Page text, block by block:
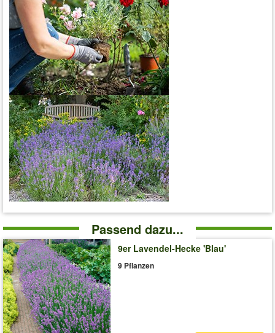
Passend dazu...
9er Lavendel-Hecke 'Blau'
9 Pflanzen